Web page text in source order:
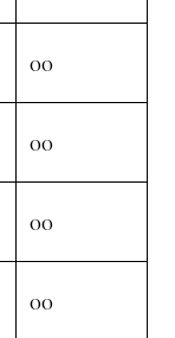
00
00
00
00